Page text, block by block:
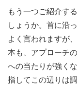
もう一つご紹介す
しょうか。首に沿
よく言われますが
本も、アプローチ
への当たりが強く
指してこの辺りは